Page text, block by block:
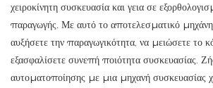
χειροκίνητη συσκευασία και γεια σε
παραγωγής. Με αυτό το αποτελεσματικό
αυξήσετε την παραγωγικότητα, να μειώσετε το
εξασφαλίσετε συνεπή ποιότητα συσκευασίας.
αυτοματοποίησης με μια μηχανή συσκευασίας